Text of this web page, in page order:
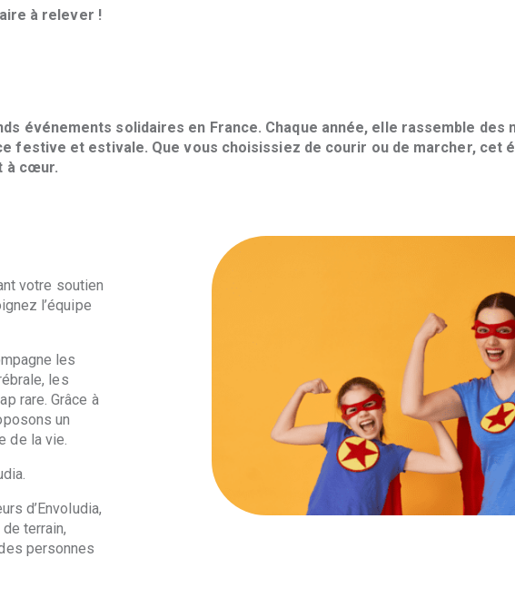
à relever !
événements solidaires en France. Chaque année, elle rassemble
festive et estivale. Que vous choisissiez de courir ou de marcher, cet
à cœur.
votre soutien
l’équipe
les
les
rare. Grâce à
un
de la vie.
d’Envoludia,
terrain,
personnes